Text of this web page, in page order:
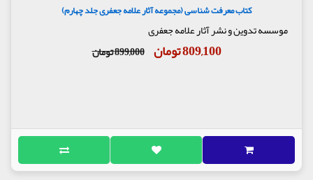
جلال‌الدين بوده است كه استعداد قبلى او از نظر
معلومات و آمادگى، چنين تلاطم را مقتضى بوده است.
با اينكه مطالب همه‌جانبه و همگانى زيادى در مثال‌ها و
داستان‌هاى مثنوى ديده مى‌شود و خود آن مطالب كشف
داستان‌ها را به‌طور افسه‌گانه نقل مى‌كنند كه احتمال
ساختگى و جعل در آن‌ها زيادتر از احتمال واقعيت
آن‌هاست و اگر هم فرض كنيم كه بعضى از آن داستان‌ها
صحت داشته باشد مى‌دانيم كه بالاخره اين مرد نه دعواى
کتاب معرفت شناسی (مجموعه آثار علامه جعفری جلد چهارم)
موسسه تدوین و نشر آثار علامه جعفری
809,100 تومان 899,000 تومان